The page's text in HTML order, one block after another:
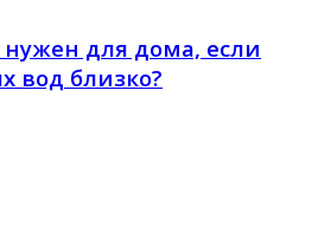
для дома, если
вод близко?